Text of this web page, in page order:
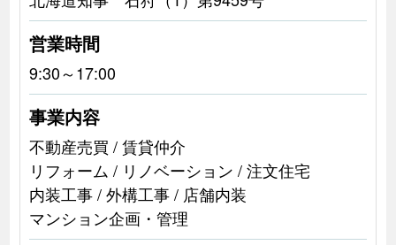
営業時間
9:30～17:00
事業内容
不動産売買 / 賃貸仲介
リフォーム / リノベーション / 注文住宅
内装工事 / 外構工事 / 店舗内装
マンション企画・管理